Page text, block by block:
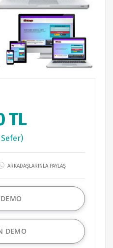
TL
ARKADAŞLARINLA PAYLAŞ
DEMO